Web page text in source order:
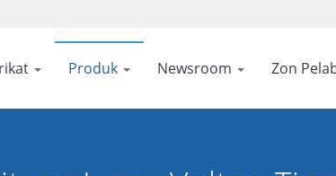
Produk Newsroom Zon